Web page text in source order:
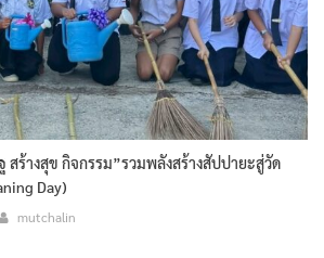
สร้างสุข กิจกรรม”รวมพลังสร้างสัปปายะสู่วัด
Day)
mutchalin